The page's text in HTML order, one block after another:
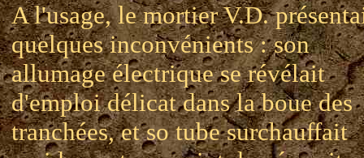
A l'usage, le mortier V.D.
quelques inconvénients : son
allumage électrique se révélait
d'emploi délicat dans la boue des
tranchées, et so tube surchauffait